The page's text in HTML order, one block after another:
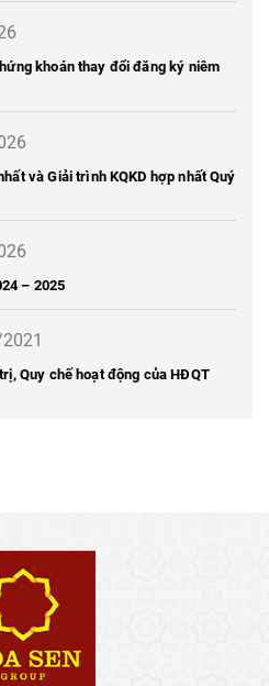
khoán thay đổi đăng ký niêm
và Giải trình KQKD hợp nhất Quý
– 2025
Quy chế hoạt động của HĐQT